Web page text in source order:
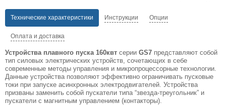
Технические характеристики Инструкции Опции
Оплата и доставка
Устройства плавного пуска 160квт серии GS7 представляют собой
тип силовых электрических устройств, сочетающих в себе
современные методы управления и микропроцессорные технологии.
Данные устройства позволяют эффективно ограничивать пусковые
токи при запуске асинхронных электродвигателей. Устройства
призваны заменить собой пускатели типа “звезда-треугольник” и
пускатели с магнитным управлением (контакторы).